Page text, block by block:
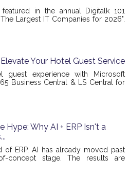
featured in the annual Digitalk 101
Largest IT Companies for 2026".
Your Hotel Guest Service
guest experience with Microsoft
Business Central & LS Central for
Hype: Why AI + ERP Isn't a
of ERP, AI has already moved past
concept stage. The results are